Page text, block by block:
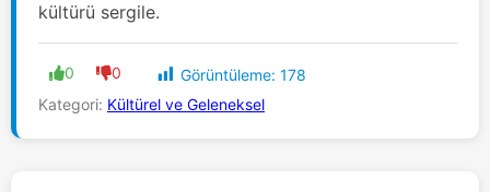
kültürü sergile.
0 0 Görüntüleme: 178
Kategori: Kültürel ve Geleneksel